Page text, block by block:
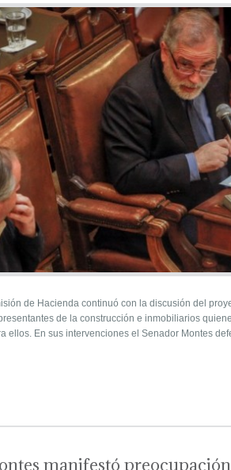
de Hacienda continuó con la discusión del
de la construcción e inmobiliarios
ellos. En sus intervenciones el Senador Montes
manifestó